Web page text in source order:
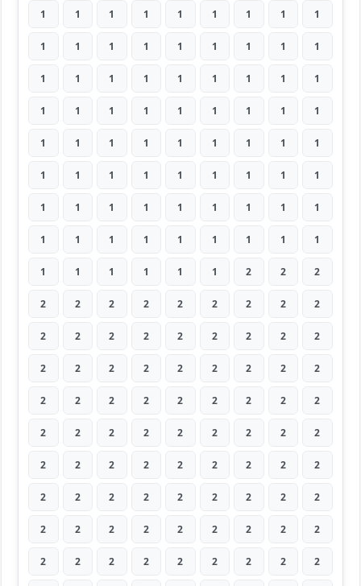
1 1 1 1 1 1 1 1 1
1 1 1 1 1 1 1 1 1
1 1 1 1 1 1 1 1 1
1 1 1 1 1 1 1 1 1
1 1 1 1 1 1 1 1 1
1 1 1 1 1 1 1 1 1
1 1 1 1 1 1 1 1 1
1 1 1 1 1 1 1 1 1
1 1 1 1 1 1 2 2 2
2 2 2 2 2 2 2 2 2
2 2 2 2 2 2 2 2 2
2 2 2 2 2 2 2 2 2
2 2 2 2 2 2 2 2 2
2 2 2 2 2 2 2 2 2
2 2 2 2 2 2 2 2 2
2 2 2 2 2 2 2 2 2
2 2 2 2 2 2 2 2 2
2 2 2 2 2 2 2 2 2